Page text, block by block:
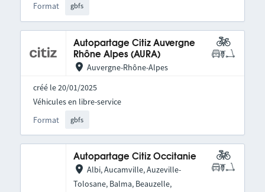
Format gbfs
Autopartage Citiz Auvergne
Rhône Alpes (AURA)
Auvergne-Rhône-Alpes
créé le 20/01/2025
Format gbfs
Véhicules en libre-service
Autopartage Citiz Occitanie
Albi, Aucamville, Auzeville-
Tolosane, Balma, Beauzelle,